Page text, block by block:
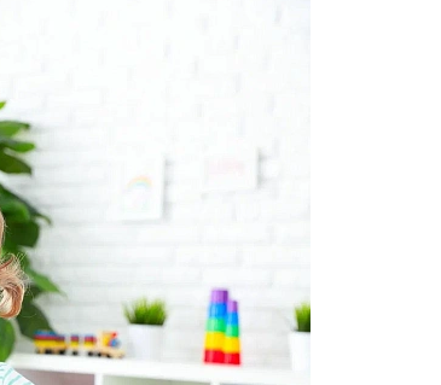
малыша